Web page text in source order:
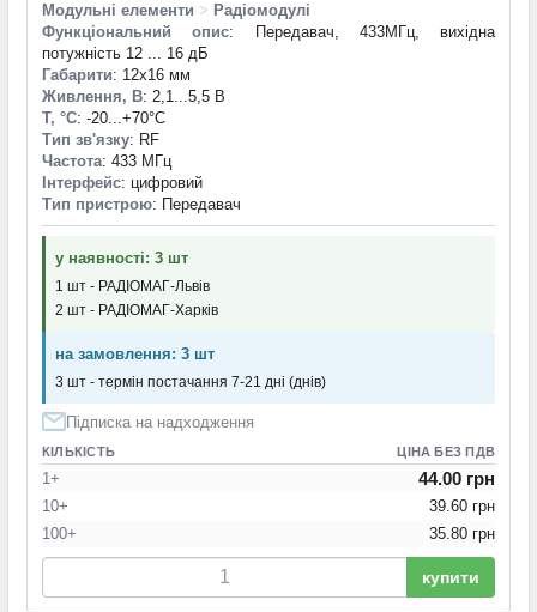
Модульні елементи > Радіомодулі
Функціональний опис: Передавач, 433МГц, вихідна
потужність 12 ... 16 дБ
Габарити: 12x16 мм
Живлення, В: 2,1...5,5 В
T, °С: -20...+70°С
Тип зв'язку: RF
Частота: 433 МГц
Інтерфейс: цифровий
Тип пристрою: Передавач
у наявності: 3 шт
1 шт - РАДІОМАГ-Львів
2 шт - РАДІОМАГ-Харків
на замовлення: 3 шт
3 шт - термін постачання 7-21 дні (днів)
Підписка на надходження
КІЛЬКІСТЬ ЦІНА БЕЗ ПДВ
1+ 44.00 грн
10+
39.60 грн
100+
35.80 грн
купити